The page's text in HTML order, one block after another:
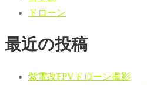
ドローン
最近の投稿
紫電改FPVドローン撮影